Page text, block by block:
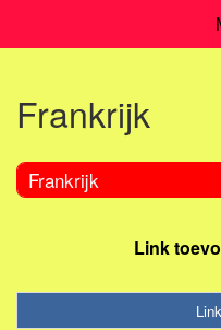
Frankrijk
Frankrijk
Link